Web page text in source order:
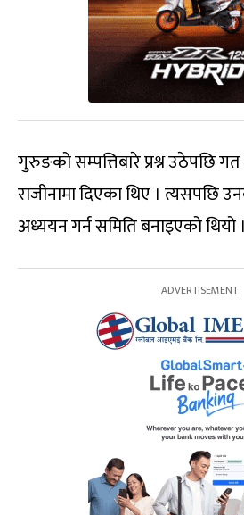
गुरुङको सम्पत्तिबारे प्रश्न उठेपछि
राजीनामा दिएका थिए । त्यसपछि
अध्ययन गर्न समिति बनाइएको थियो ।